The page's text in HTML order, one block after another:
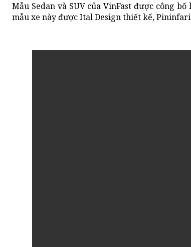
Mẫu Sedan và SUV của VinFast được công
mẫu xe này được Ital Design thiết kế,